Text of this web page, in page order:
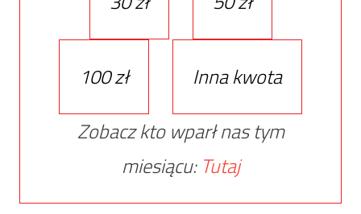
100 zł
Inna kwota
Zobacz kto wparł nas tym
miesiącu: Tutaj